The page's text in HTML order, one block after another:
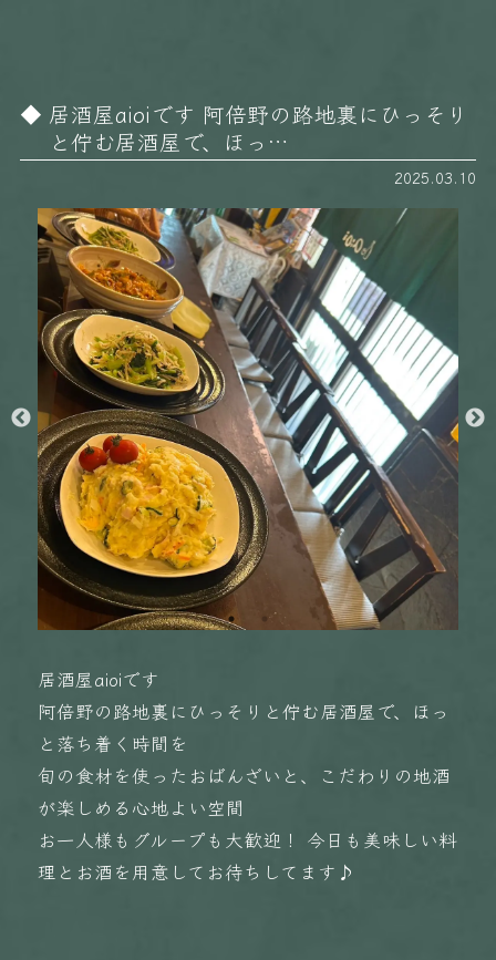
居酒屋aioiです 阿倍野の路地裏にひっそり
と佇む居酒屋で、ほっ…
2025.03.10
居酒屋aioiです
阿倍野の路地裏にひっそりと佇む居酒屋で、ほっ
と落ち着く時間を
旬の食材を使ったおばんざいと、こだわりの地酒
が楽しめる心地よい空間
お一人様もグループも大歓迎！ 今日も美味しい料
理とお酒を用意してお待ちしてます♪